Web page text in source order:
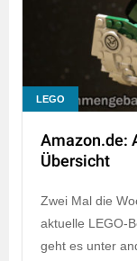
LEGO
Amazon.de:
Übersicht
Zwei Mal die
aktuelle LEGO-
geht es unter